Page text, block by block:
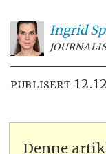
Ingrid
PUBLISERT
Denne